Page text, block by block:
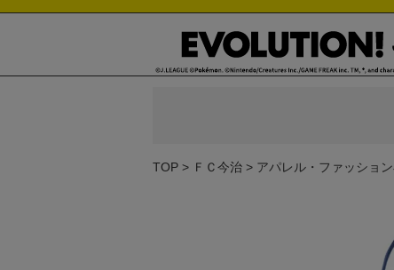
TOP ＦＣ今治 アパレル・ファッショ